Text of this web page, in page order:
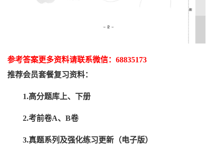
参考答案更多资料请联系微信： 68835173
推荐会员套餐复习资料：
1.高分题库上、下册
2.考前卷A、B卷
3.真题系列及强化练习更新（电子版）